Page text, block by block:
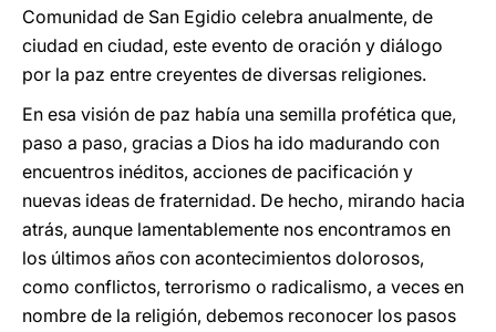
Comunidad de San Egidio celebra anualmente, de
ciudad en ciudad, este evento de oración y diálogo
por la paz entre creyentes de diversas religiones.
En esa visión de paz había una semilla profética que,
paso a paso, gracias a Dios ha ido madurando con
encuentros inéditos, acciones de pacificación y
nuevas ideas de fraternidad. De hecho, mirando hacia
atrás, aunque lamentablemente nos encontramos en
los últimos años con acontecimientos dolorosos,
como conflictos, terrorismo o radicalismo, a veces en
nombre de la religión, debemos reconocer los pasos